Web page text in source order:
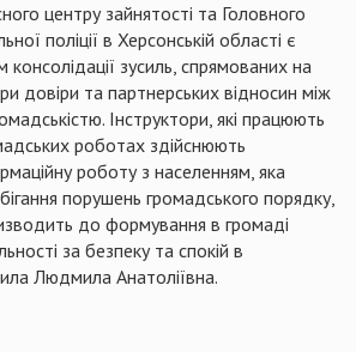
центру зайнятості та Головного
поліції в Херсонській області є
зусиль, спрямованих на
довіри та партнерських відносин між
Інструктори, які працюють
роботах здійснюють
роботу з населенням, яка
порушень громадського порядку,
до формування в громаді
за безпеку та спокій в
Людмила Анатоліївна.